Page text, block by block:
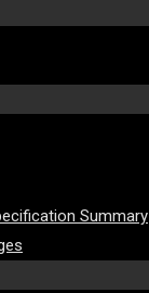
Summary